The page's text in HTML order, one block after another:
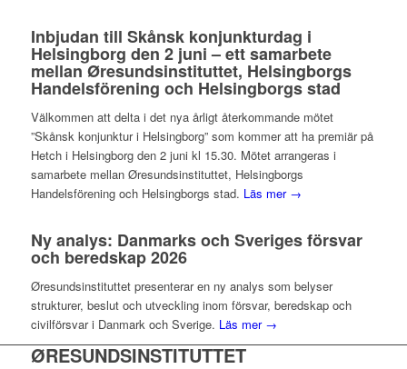
Inbjudan till Skånsk konjunkturdag i
Helsingborg den 2 juni – ett samarbete
mellan Øresundsinstituttet, Helsingborgs
Handelsförening och Helsingborgs stad
Välkommen att delta i det nya årligt återkommande mötet
”Skånsk konjunktur i Helsingborg” som kommer att ha premiär på
Hetch i Helsingborg den 2 juni kl 15.30. Mötet arrangeras i
samarbete mellan Øresundsinstituttet, Helsingborgs
Handelsförening och Helsingborgs stad. Läs mer →
Ny analys: Danmarks och Sveriges försvar
och beredskap 2026
Øresundsinstituttet presenterar en ny analys som belyser
strukturer, beslut och utveckling inom försvar, beredskap och
civilförsvar i Danmark och Sverige. Läs mer →
ØRESUNDSINSTITUTTET